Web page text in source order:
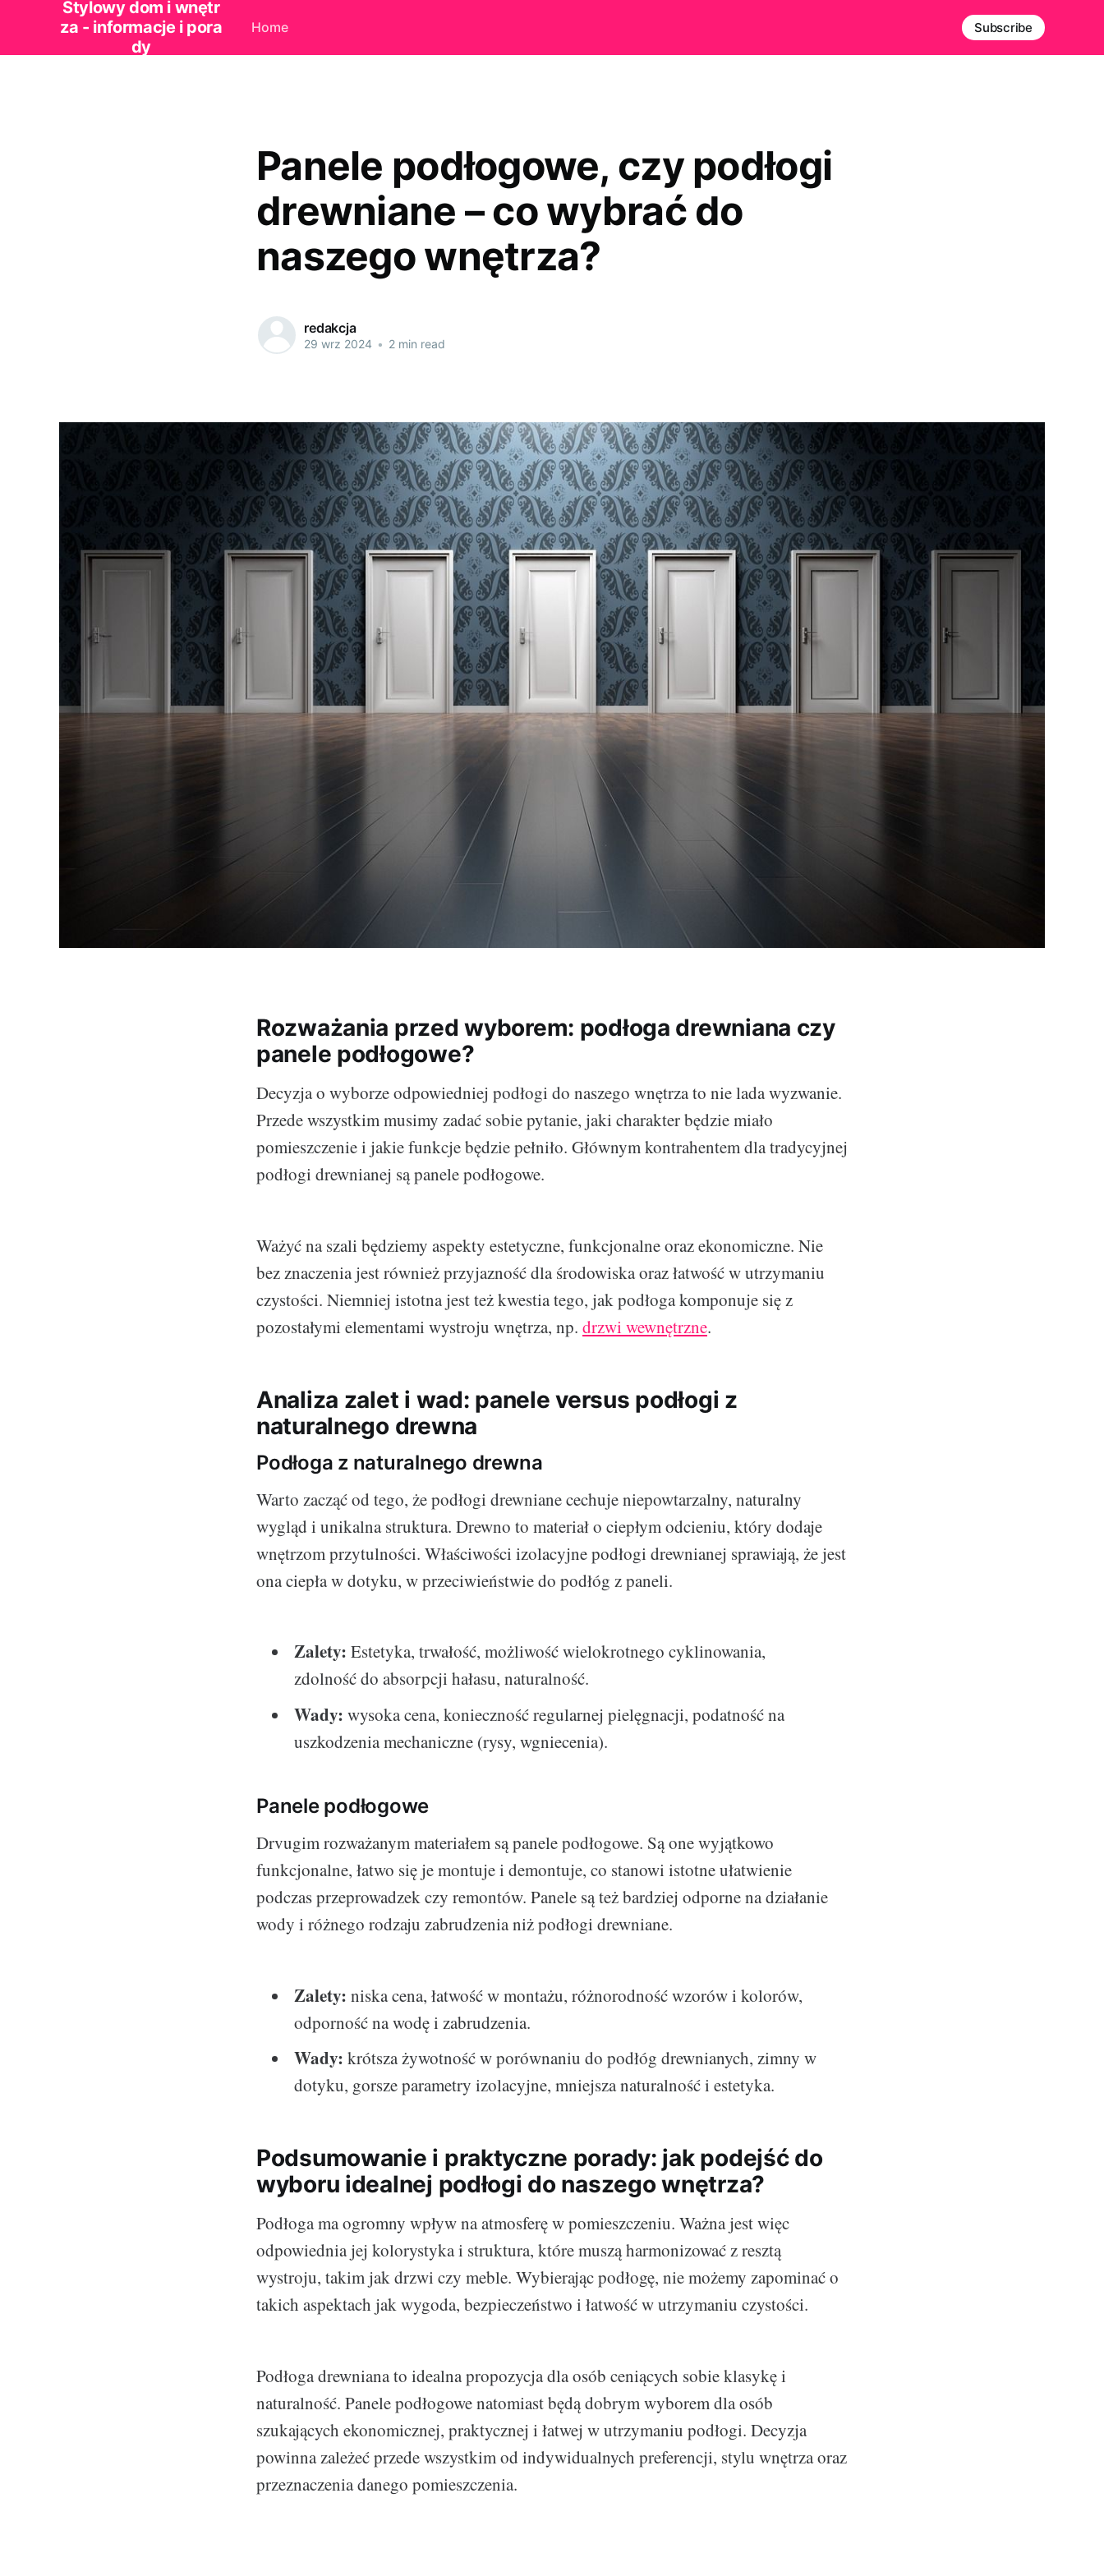
Stylowy dom i wnętr
za - informacje i pora
dy
Home Subscribe
Panele podłogowe, czy podłogi
drewniane – co wybrać do
naszego wnętrza?
redakcja
29 wrz 2024 • 2 min read
Rozważania przed wyborem: podłoga drewniana czy
panele podłogowe?
Decyzja o wyborze odpowiedniej podłogi do naszego wnętrza to nie lada wyzwanie.
Przede wszystkim musimy zadać sobie pytanie, jaki charakter będzie miało
pomieszczenie i jakie funkcje będzie pełniło. Głównym kontrahentem dla tradycyjnej
podłogi drewnianej są panele podłogowe.
Ważyć na szali będziemy aspekty estetyczne, funkcjonalne oraz ekonomiczne. Nie
bez znaczenia jest również przyjazność dla środowiska oraz łatwość w utrzymaniu
czystości. Niemniej istotna jest też kwestia tego, jak podłoga komponuje się z
pozostałymi elementami wystroju wnętrza, np. drzwi wewnętrzne.
Analiza zalet i wad: panele versus podłogi z
naturalnego drewna
Podłoga z naturalnego drewna
Warto zacząć od tego, że podłogi drewniane cechuje niepowtarzalny, naturalny
wygląd i unikalna struktura. Drewno to materiał o ciepłym odcieniu, który dodaje
wnętrzom przytulności. Właściwości izolacyjne podłogi drewnianej sprawiają, że jest
ona ciepła w dotyku, w przeciwieństwie do podłóg z paneli.
Zalety: Estetyka, trwałość, możliwość wielokrotnego cyklinowania,
zdolność do absorpcji hałasu, naturalność.
Wady: wysoka cena, konieczność regularnej pielęgnacji, podatność na
uszkodzenia mechaniczne (rysy, wgniecenia).
Panele podłogowe
Drvugim rozważanym materiałem są panele podłogowe. Są one wyjątkowo
funkcjonalne, łatwo się je montuje i demontuje, co stanowi istotne ułatwienie
podczas przeprowadzek czy remontów. Panele są też bardziej odporne na działanie
wody i różnego rodzaju zabrudzenia niż podłogi drewniane.
Zalety: niska cena, łatwość w montażu, różnorodność wzorów i kolorów,
odporność na wodę i zabrudzenia.
Wady: krótsza żywotność w porównaniu do podłóg drewnianych, zimny w
dotyku, gorsze parametry izolacyjne, mniejsza naturalność i estetyka.
Podsumowanie i praktyczne porady: jak podejść do
wyboru idealnej podłogi do naszego wnętrza?
Podłoga ma ogromny wpływ na atmosferę w pomieszczeniu. Ważna jest więc
odpowiednia jej kolorystyka i struktura, które muszą harmonizować z resztą
wystroju, takim jak drzwi czy meble. Wybierając podłogę, nie możemy zapominać o
takich aspektach jak wygoda, bezpieczeństwo i łatwość w utrzymaniu czystości.
Podłoga drewniana to idealna propozycja dla osób ceniących sobie klasykę i
naturalność. Panele podłogowe natomiast będą dobrym wyborem dla osób
szukających ekonomicznej, praktycznej i łatwej w utrzymaniu podłogi. Decyzja
powinna zależeć przede wszystkim od indywidualnych preferencji, stylu wnętrza oraz
przeznaczenia danego pomieszczenia.